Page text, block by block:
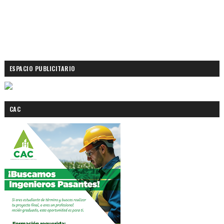
ESPACIO PUBLICITARIO
CAC